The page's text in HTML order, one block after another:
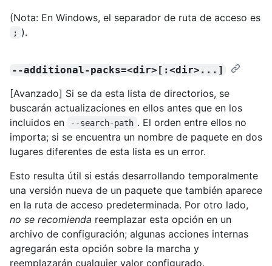
(Nota: En Windows, el separador de ruta de acceso es
; ).
--additional-packs=<dir>[:<dir>...]
[Avanzado] Si se da esta lista de directorios, se
buscarán actualizaciones en ellos antes que en los
incluidos en
--search-path . El orden entre ellos no
importa; si se encuentra un nombre de paquete en dos
lugares diferentes de esta lista es un error.
Esto resulta útil si estás desarrollando temporalmente
una versión nueva de un paquete que también aparece
en la ruta de acceso predeterminada. Por otro lado,
no se recomienda reemplazar esta opción en un
archivo de configuración; algunas acciones internas
agregarán esta opción sobre la marcha y
reemplazarán cualquier valor configurado.